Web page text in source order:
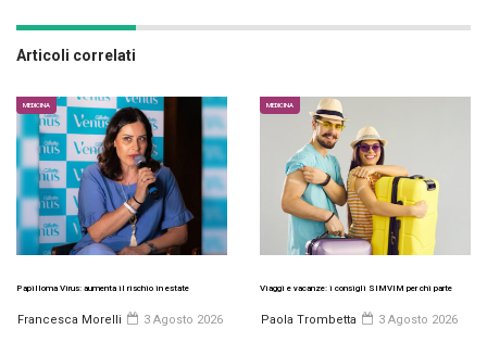
Articoli correlati
MEDICINA
Papilloma Virus: aumenta il rischio in estate
Francesca Morelli 3 Agosto 2026
MEDICINA
Viaggi e vacanze: i consigli SIMVIM per chi parte
Paola Trombetta 3 Agosto 2026